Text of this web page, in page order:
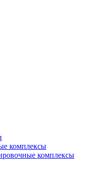
комплексы
комплексы